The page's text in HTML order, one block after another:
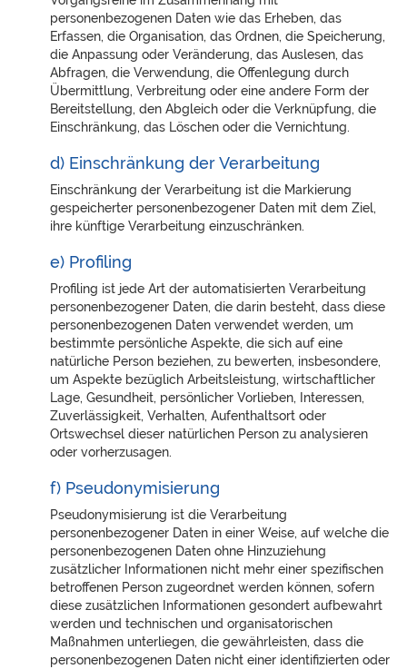
personenbezogenen Daten wie das Erheben, das
Erfassen, die Organisation, das Ordnen, die Speicherung,
die Anpassung oder Veränderung, das Auslesen, das
Abfragen, die Verwendung, die Offenlegung durch
Übermittlung, Verbreitung oder eine andere Form der
Bereitstellung, den Abgleich oder die Verknüpfung, die
Einschränkung, das Löschen oder die Vernichtung.
d) Einschränkung der Verarbeitung
Einschränkung der Verarbeitung ist die Markierung
gespeicherter personenbezogener Daten mit dem Ziel,
ihre künftige Verarbeitung einzuschränken.
e) Profiling
Profiling ist jede Art der automatisierten Verarbeitung
personenbezogener Daten, die darin besteht, dass diese
personenbezogenen Daten verwendet werden, um
bestimmte persönliche Aspekte, die sich auf eine
natürliche Person beziehen, zu bewerten, insbesondere,
um Aspekte bezüglich Arbeitsleistung, wirtschaftlicher
Lage, Gesundheit, persönlicher Vorlieben, Interessen,
Zuverlässigkeit, Verhalten, Aufenthaltsort oder
Ortswechsel dieser natürlichen Person zu analysieren
oder vorherzusagen.
f) Pseudonymisierung
Pseudonymisierung ist die Verarbeitung
personenbezogener Daten in einer Weise, auf welche die
personenbezogenen Daten ohne Hinzuziehung
zusätzlicher Informationen nicht mehr einer spezifischen
betroffenen Person zugeordnet werden können, sofern
diese zusätzlichen Informationen gesondert aufbewahrt
werden und technischen und organisatorischen
Maßnahmen unterliegen, die gewährleisten, dass die
personenbezogenen Daten nicht einer identifizierten oder